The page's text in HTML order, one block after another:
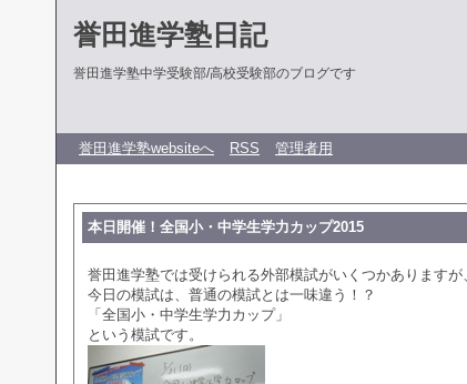
誉田進学塾日記
誉田進学塾中学受験部/高校受験部のブログです
誉田進学塾websiteへ RSS 管理者用
本日開催！全国小・中学生学力カップ2015
誉田進学塾では受けられる外部模試がいくつかありますが
今日の模試は、普通の模試とは一味違う！？
「全国小・中学生学力カップ」
という模試です。